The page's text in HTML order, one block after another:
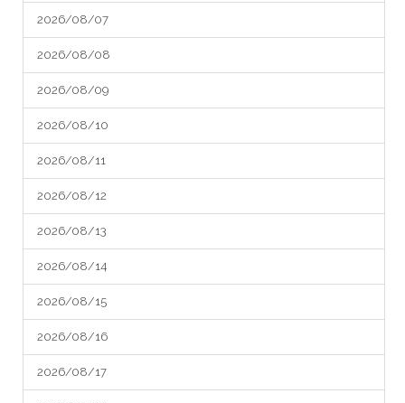
2026/08/07
2026/08/08
2026/08/09
2026/08/10
2026/08/11
2026/08/12
2026/08/13
2026/08/14
2026/08/15
2026/08/16
2026/08/17